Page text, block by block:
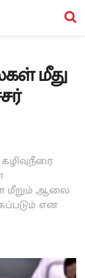
மீது
மீறும் ஆலை
என